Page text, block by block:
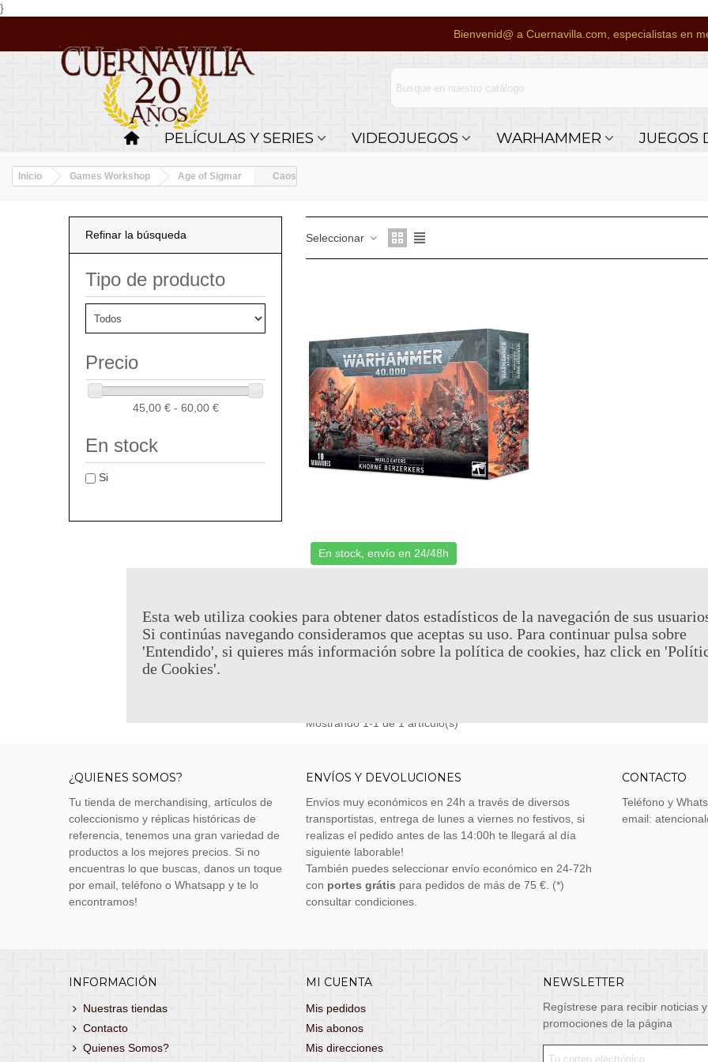
}
Bienvenid@ a Cuernavilla.com, especialistas en
PELÍCULAS Y SERIES VIDEOJUEGOS WARHAMMER JUEGOS
Inicio Games Workshop Age of Sigmar Caos
Refinar la búsqueda
Tipo de producto
Precio
45,00 € - 60,00 €
En stock
Si
Seleccionar
En stock, envío en 24/48h
Referencia: WH40K4310
46,75 € (impuestos inc.) 55,00 €
Mostrando 1-1 de 1 artículo(s)
¿QUIENES SOMOS?
Tu tienda de merchandising, artículos de
coleccionismo y réplicas históricas de
referencia, tenemos una gran variedad de
productos a los mejores precios. Si no
encuentras lo que buscas, danos un toque
por email, teléfono o Whatsapp y te lo
encontramos!
ENVÍOS Y DEVOLUCIONES
Envíos muy económicos en 24h a través de diversos
transportistas, entrega de lunes a viernes no festivos, si
realizas el pedido antes de las 14:00h te llegará al día
siguiente laborable!
También puedes seleccionar envío económico en 24-72h
con portes grátis para pedidos de más de 75 €. (*)
consultar condiciones.
CONTACTO
Teléfono y
email:
INFORMACIÓN
Nuestras tiendas
Contacto
Quienes Somos?
MI CUENTA
Mis pedidos
Mis abonos
Mis direcciones
NEWSLETTER
Regístrese para recibir noticias y
promociones de la página
Esta web utiliza cookies para obtener datos estadísticos de la navegación de sus
Si continúas navegando consideramos que aceptas su uso. Para continuar pulsa sobre
'Entendido', si quieres más información sobre la política de cookies, haz click en
de Cookies'.